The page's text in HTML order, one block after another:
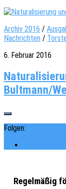
Archiv 2016 /
Nachrichten /
6. Februar 2016
Bultmann/
Folgen:
Regelmäßig